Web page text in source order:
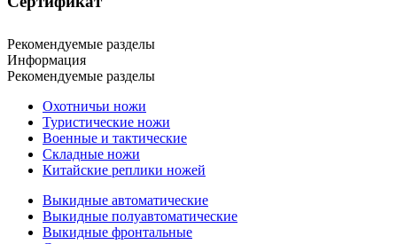
Рекомендуемые разделы
Информация
Рекомендуемые разделы
Охотничьи ножи
Туристические ножи
Военные и тактические
Складные ножи
Китайские реплики ножей
Выкидные автоматические
Выкидные полуавтоматические
Выкидные фронтальные